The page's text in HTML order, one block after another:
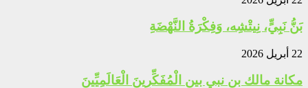
بَنُّ نَبِيٍّ، نِيتْشِه، وَفِكْرَةُ النَّهْضَةِ
22 أبريل 2026
مكانة مالك بن نبي بين الْمُفَكِّرِينَ الْعَالَمِيِّينَ